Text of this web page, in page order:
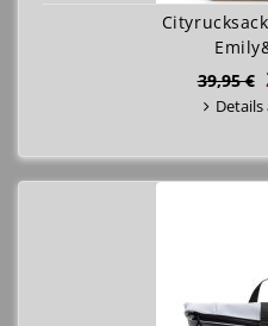
39,95 €
Details